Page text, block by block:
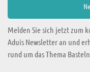
Melden Sie sich jetzt zum
Aduis Newsletter an und
rund um das Thema